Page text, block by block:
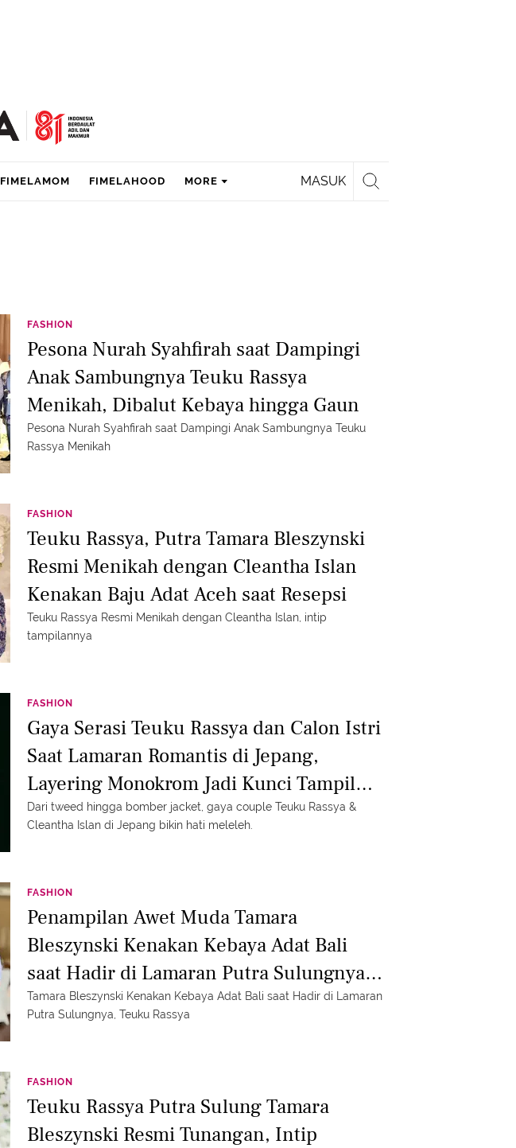
MASUK
FIMELAMOM FIMELAHOOD MORE
FASHION
Pesona Nurah Syahfirah saat Dampingi
Anak Sambungnya Teuku Rassya
Menikah, Dibalut Kebaya hingga Gaun
Pesona Nurah Syahfirah saat Dampingi Anak Sambungnya Teuku
Rassya Menikah
FASHION
Teuku Rassya, Putra Tamara Bleszynski
Resmi Menikah dengan Cleantha Islan
Kenakan Baju Adat Aceh saat Resepsi
Teuku Rassya Resmi Menikah dengan Cleantha Islan, intip
tampilannya
FASHION
Gaya Serasi Teuku Rassya dan Calon Istri
Saat Lamaran Romantis di Jepang,
Layering Monokrom Jadi Kunci Tampil
Elegan
Dari tweed hingga bomber jacket, gaya couple Teuku Rassya &
Cleantha Islan di Jepang bikin hati meleleh.
FASHION
Penampilan Awet Muda Tamara
Bleszynski Kenakan Kebaya Adat Bali
saat Hadir di Lamaran Putra Sulungnya,
Teuku Rassya
Tamara Bleszynski Kenakan Kebaya Adat Bali saat Hadir di Lamaran
Putra Sulungnya, Teuku Rassya
FASHION
Teuku Rassya Putra Sulung Tamara
Bleszynski Resmi Tunangan, Intip